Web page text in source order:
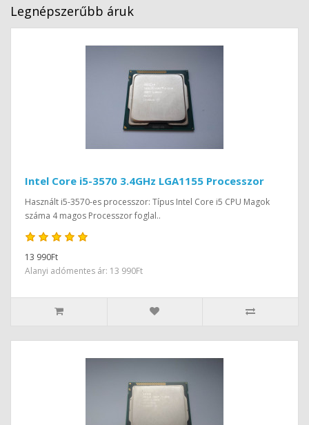
Legnépszerűbb áruk
Intel Core i5-3570 3.4GHz LGA1155 Processzor
Használt i5-3570-es processzor: Típus Intel Core i5 CPU Magok
száma 4 magos Processzor foglal..
13 990Ft
Alanyi adómentes ár: 13 990Ft